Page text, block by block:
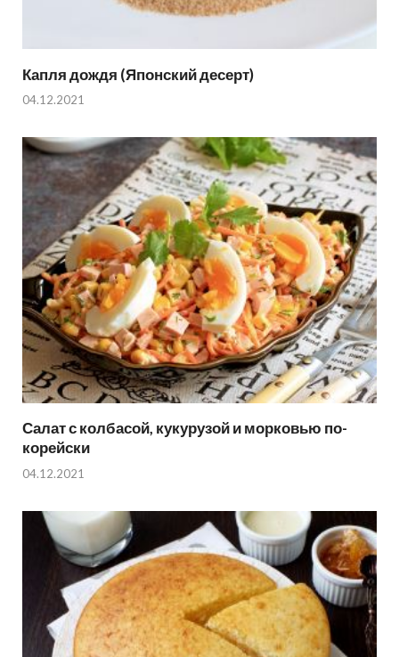
Капля дождя (Японский десерт)
04.12.2021
Салат с колбасой, кукурузой и морковью по-
корейски
04.12.2021